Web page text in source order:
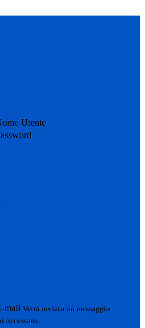
Utente
mail Verrà inviato un messaggio
necessarie.